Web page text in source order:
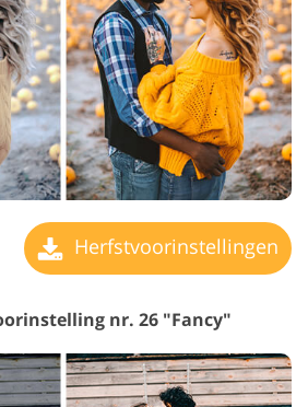
Herfstvoorinstellingen
nr. 26 "Fancy"